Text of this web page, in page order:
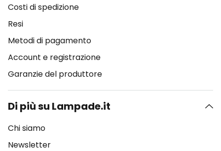
Costi di spedizione
Resi
Metodi di pagamento
Account e registrazione
Garanzie del produttore
Di più su Lampade.it
Chi siamo
Newsletter